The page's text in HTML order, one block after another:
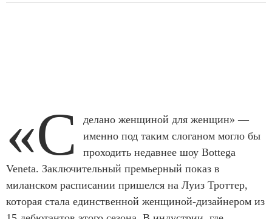
«С
делано женщиной для женщин» —
именно под таким слоганом могло бы
проходить недавнее шоу Bottega
Veneta. Заключительный премьерный показ в
миланском расписании пришелся на Луиз Троттер,
которая стала единственной женщиной-дизайнером из